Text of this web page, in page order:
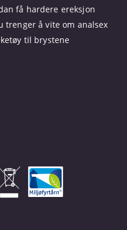
få hardere ereksjon
trenger å vite om analsex
til brystene